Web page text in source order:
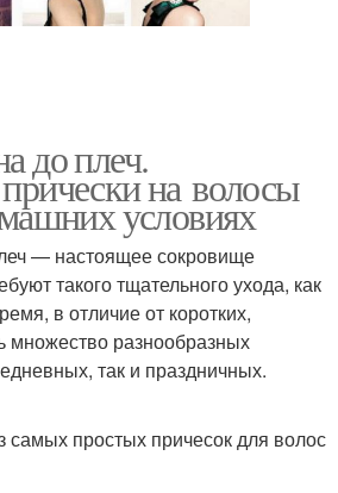
до плеч.
на волосы
условиях
— настоящее сокровище
такого тщательного ухода, как
в отличие от коротких,
множество разнообразных
так и праздничных.
самых простых причесок для волос